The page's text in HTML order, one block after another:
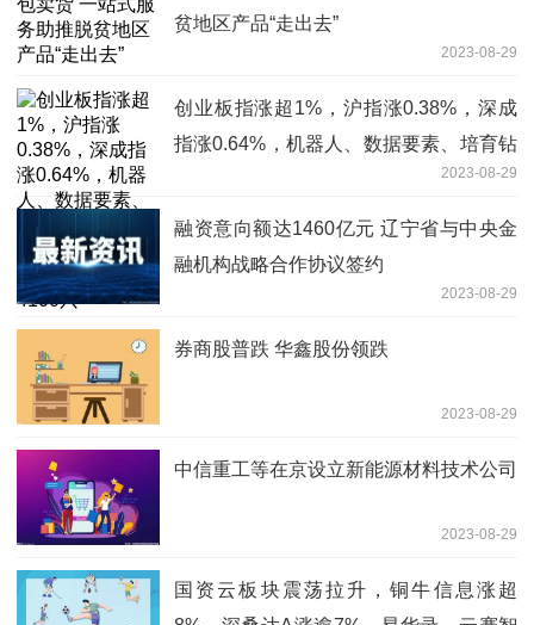
贫地区产品“走出去”
2023-08-29
创业板指涨超1%，沪指涨0.38%，深成
指涨0.64%，机器人、数据要素、培育钻
石、LED等板块领涨，两市上涨个股超
4100只
2023-08-29
融资意向额达1460亿元 辽宁省与中央金
融机构战略合作协议签约
2023-08-29
券商股普跌 华鑫股份领跌
2023-08-29
中信重工等在京设立新能源材料技术公司
2023-08-29
国资云板块震荡拉升，铜牛信息涨超